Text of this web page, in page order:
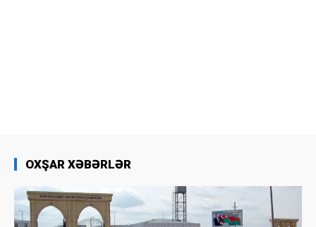
OXŞAR XƏBƏRLƏR